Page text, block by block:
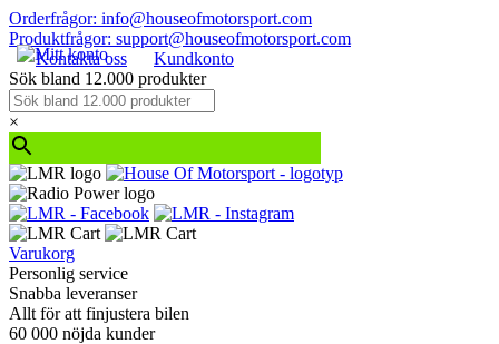
Orderfrågor: info@houseofmotorsport.com
Produktfrågor: support@houseofmotorsport.com
Kontakta oss
Kundkonto
Sök bland 12.000 produkter
×
Varukorg
Personlig service
Snabba leveranser
Allt för att finjustera bilen
60 000 nöjda kunder